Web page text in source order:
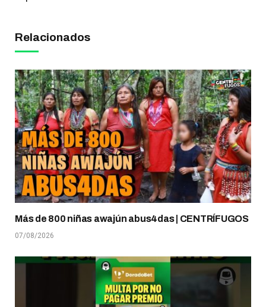
Relacionados
Más de 800 niñas awajún abus4das | CENTRÍFUGOS
07/08/2026